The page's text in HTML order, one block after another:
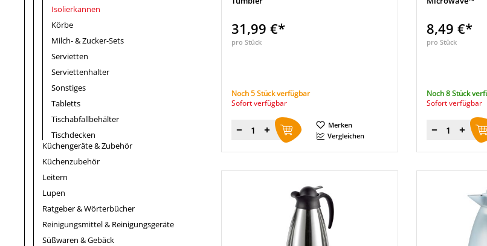
Isolierkannen
Körbe
Milch- & Zucker-Sets
Servietten
Serviettenhalter
Sonstiges
Tabletts
Tischabfallbehälter
Tischdecken
Küchengeräte & Zubehör
Küchenzubehör
Leitern
Lupen
Ratgeber & Wörterbücher
Reinigungsmittel & Reinigungsgeräte
Süßwaren & Gebäck
31,99 €*
pro Stück
Noch 5 Stück verfügbar
Sofort verfügbar
Menge
Merken
Vergleichen
8,49 €*
pro Stück
Noch 8 Stück
Sofort verfügbar
Menge